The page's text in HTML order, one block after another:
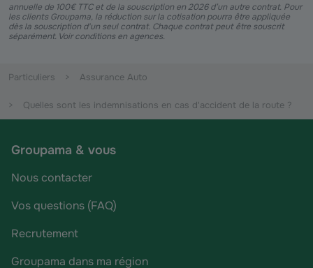
annuelle de 100€ TTC et de la souscription en 2026 d’un autre contrat. Pour
les clients Groupama, la réduction sur la cotisation pourra être appliquée
dès la souscription d'un seul contrat. Chaque contrat peut être souscrit
séparément. Voir conditions en agences.
Particuliers Assurance Auto
Quelles sont les indemnisations en cas d'accident de la route ?
Groupama & vous
Nous contacter
Vos questions (FAQ)
Recrutement
Groupama dans ma région